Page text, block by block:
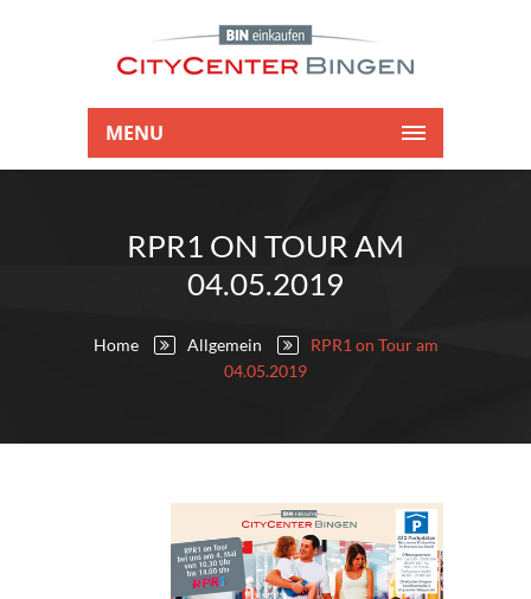
MENU
RPR1 ON TOUR AM
04.05.2019
Home Allgemein
RPR1 on Tour am
04.05.2019